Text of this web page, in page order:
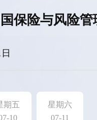
保险与风险
期五
10
星期六
07-11